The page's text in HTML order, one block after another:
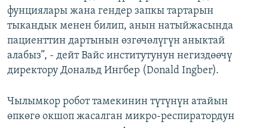
фунциялары жана гендер запкы тартарын
тыкандык менен билип, анын натыйжасында
пациенттин дартынын өзгөчөлүгүн аныктай
алабыз”, - дейт Вайс институтунун негиздөөчү
директору Дональд Ингбер (Donald Ingber).
Чылымкор робот тамекинин түтүнүн атайын
өпкөгө окшоп жасалган микро-респиратордун